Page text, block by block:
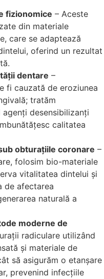
fizionomice – Aceste
din materiale
care se adaptează
oferind un rezultat
dentare –
fi cauzată de eroziunea
tratăm
desensibilizanți
calitatea
obturațiile coronare –
folosim bio-materiale
vitalitatea dintelui și
de afectarea
naturală a
moderne de
radiculare utilizând
și materiale de
să asigurăm o etanșare
prevenind infecțiile